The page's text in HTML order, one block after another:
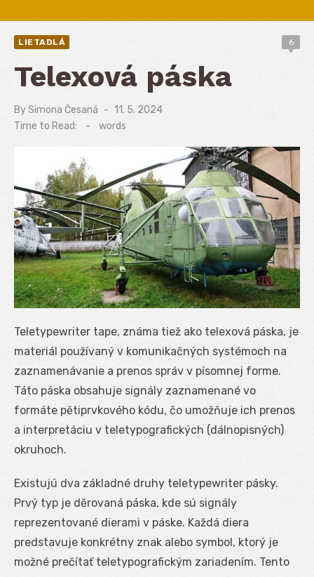
LIETADLÁ 6
Telexová páska
BySimona Česaná
Posted
on
11. 5. 2024
Time to Read:
- words
Teletypewriter tape, známa tiež ako telexová páska, je
materiál používaný v komunikačných systémoch na
zaznamenávanie a prenos správ v písomnej forme.
Táto páska obsahuje signály zaznamenané vo
formáte pětiprvkového kódu, čo umožňuje ich prenos
a interpretáciu v teletypografických (dálnopisných)
okruhoch.
Existujú dva základné druhy teletypewriter pásky.
Prvý typ je děrovaná páska, kde sú signály
reprezentované dierami v páske. Každá diera
predstavuje konkrétny znak alebo symbol, ktorý je
možné prečítať teletypografickým zariadením. Tento